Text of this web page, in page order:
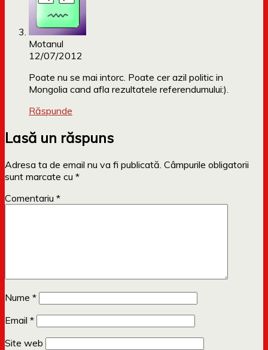
Motanul
12/07/2012
Poate nu se mai intorc. Poate cer azil politic in
Mongolia cand afla rezultatele referendumului:).
Răspunde
Lasă un răspuns
Adresa ta de email nu va fi publicată. Câmpurile obligatorii
sunt marcate cu *
Comentariu *
Nume *
Email *
Site web